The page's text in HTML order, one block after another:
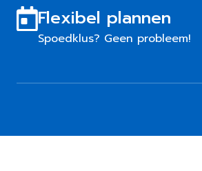
Flexibel plannen
Spoedklus? Geen probleem!